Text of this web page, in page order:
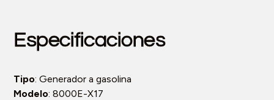
Especificaciones
Tipo: Generador a gasolina
Modelo: 8000E-X17